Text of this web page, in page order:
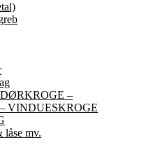
–
VINDUESKROGE
låse mv.